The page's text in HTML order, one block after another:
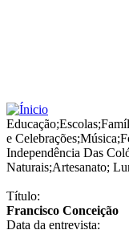
Educação;Escolas;
e Celebrações;Música;
Independência Das
Naturais;Artesanato;
Título:
Francisco Conceição
Data da entrevista: